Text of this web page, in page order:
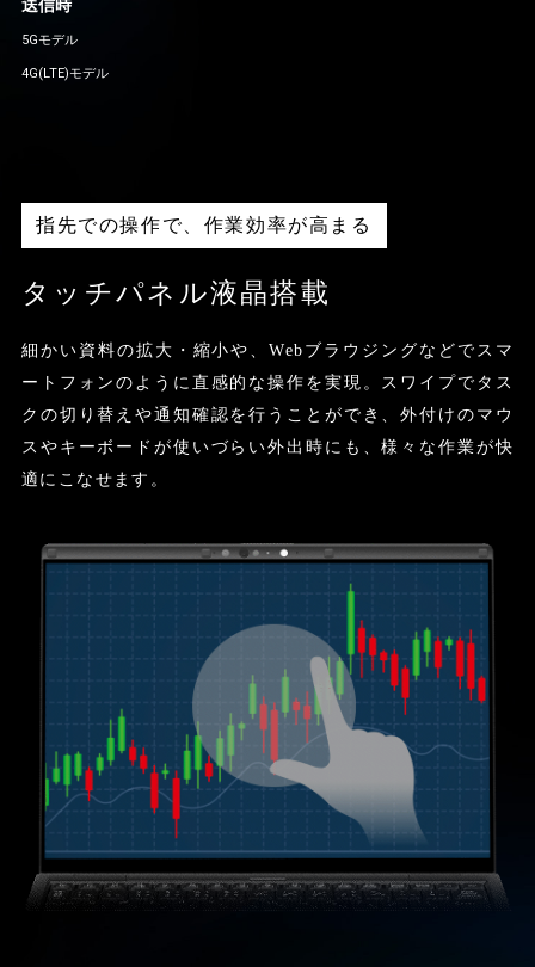
送信時
5Gモデル
4G(LTE)モデル
指先での操作で、作業効率が高まる
タッチパネル液晶搭載
細かい資料の拡大・縮小や、Webブラウジングなどでスマ
ートフォンのように直感的な操作を実現。スワイプでタス
クの切り替えや通知確認を行うことができ、外付けのマウ
スやキーボードが使いづらい外出時にも、様々な作業が快
適にこなせます。